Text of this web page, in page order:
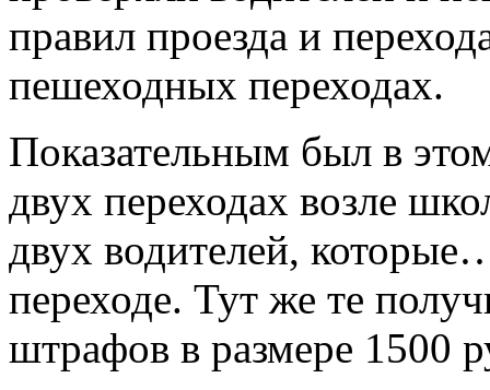
правил проезда и
пешеходных переходах.
Показательным был в
двух переходах возле
двух водителей,
переходе. Тут же те
штрафов в размере 1500